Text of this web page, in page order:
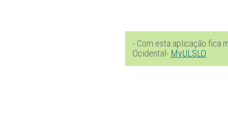
- Com esta aplicação fica
Ocidental- MyULSLO